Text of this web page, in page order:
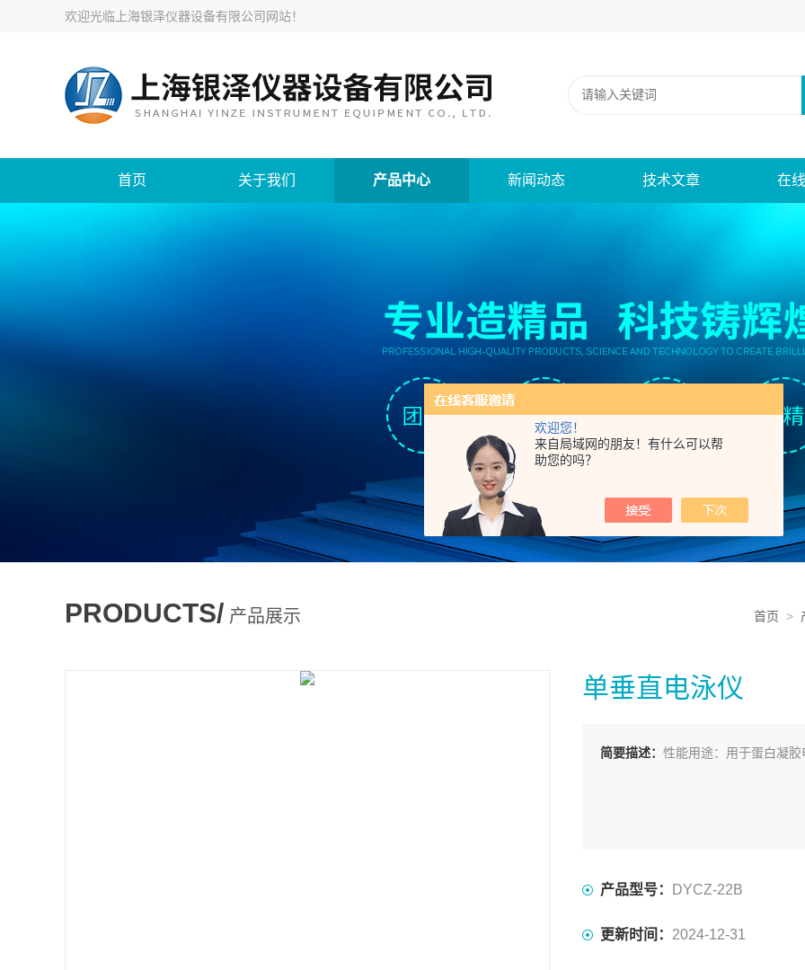
欢迎您！
来自局域网的朋友！有什么可以帮
助您的吗？
欢迎光临 上海银泽仪器设备有限公司网站！
首页 关于我们 产品中心 新闻动态 技术文章 在
PRODUCTS/ 产品展示 首页 >
单垂直电泳仪
简要描述： 性能用途：用于蛋白凝
产品型号： DYCZ-22B
更新时间： 2024-12-31